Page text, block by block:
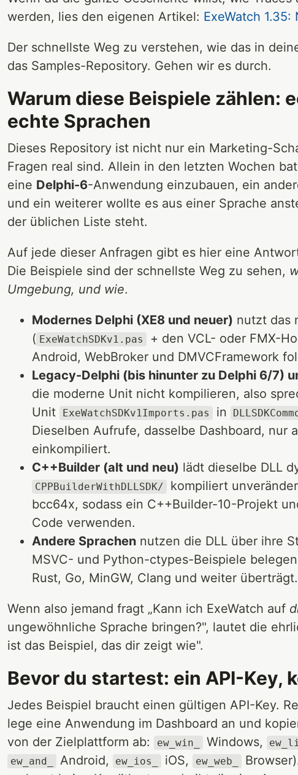
werden, lies den eigenen Artikel: ExeWatch
Der schnellste Weg zu verstehen, wie das in
das Samples-Repository. Gehen wir es durch.
Warum diese Beispiele zählen:
echte Sprachen
Dieses Repository ist nicht nur ein Marketing-
Fragen real sind. Allein in den letzten Wochen
eine Delphi-6-Anwendung einzubauen, ein
und ein weiterer wollte es aus einer Sprache
der üblichen Liste steht.
Auf jede dieser Anfragen gibt es hier eine
Die Beispiele sind der schnellste Weg zu sehen,
Umgebung, und wie.
Modernes Delphi (XE8 und neuer) nutzt das
( ExeWatchSDKv1.pas
+ den VCL- oder FMX-
Android, WebBroker und DMVCFramework
Legacy-Delphi (bis hinunter zu Delphi 6/7)
die moderne Unit nicht kompilieren, also
Unit
ExeWatchSDKv1Imports.pas in
Dieselben Aufrufe, dasselbe Dashboard, nur
einkompiliert.
C++Builder (alt und neu) lädt dieselbe DLL
CPPBuilderWithDLLSDK/
kompiliert
bcc64x, sodass ein C++Builder-10-Projekt
Code verwenden.
Andere Sprachen nutzen die DLL über ihre
MSVC- und Python-ctypes-Beispiele
Rust, Go, MinGW, Clang und weiter überträgt.
Wenn also jemand fragt „Kann ich ExeWatch auf
ungewöhnliche Sprache bringen?", lautet die
ist das Beispiel, das dir zeigt wie".
Bevor du startest: ein API-Key,
Jedes Beispiel braucht einen gültigen API-Key.
lege eine Anwendung im Dashboard an und
von der Zielplattform ab:
ew_win_ Windows,
ew_and_ Android, ew_ios_ iOS, ew_web_